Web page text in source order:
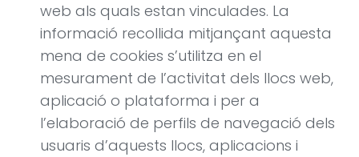
web als quals estan vinculades. La
informació recollida mitjançant aquesta
mena de cookies s’utilitza en el
mesurament de l’activitat dels llocs web,
aplicació o plataforma i per a
l’elaboració de perfils de navegació dels
usuaris d’aquests llocs, aplicacions i